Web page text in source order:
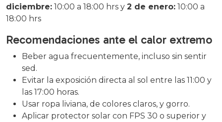
diciembre: 10:00 a 18:00 hrs y 2 de enero: 10:00 a
18:00 hrs
Recomendaciones ante el calor extremo
Beber agua frecuentemente, incluso sin sentir
sed.
Evitar la exposición directa al sol entre las 11:00 y
las 17:00 horas.
Usar ropa liviana, de colores claros, y gorro.
Aplicar protector solar con FPS 30 o superior y